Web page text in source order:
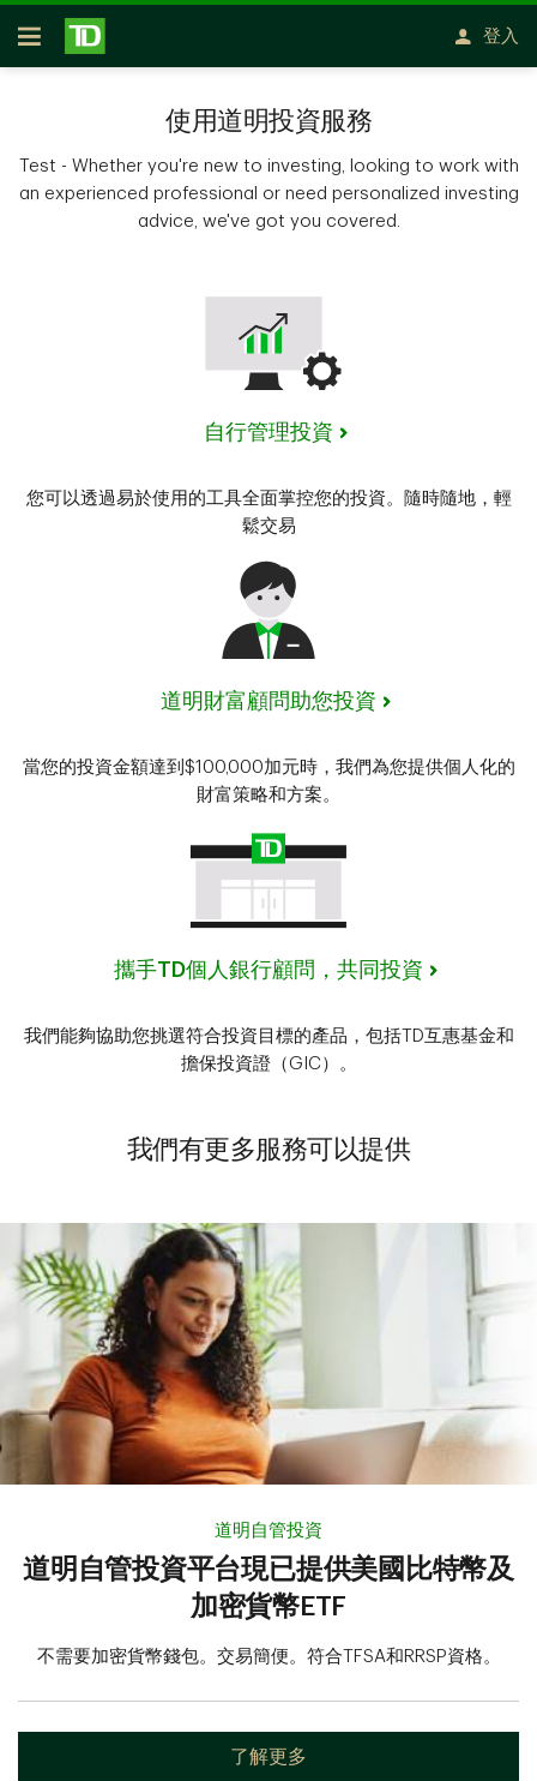
已關閉通知
略過進入主要內容
開放式房屋貸款
登入
使用道明投資服務
Test - Whether you're new to investing, looking to work with
an experienced professional or need personalized investing
advice, we've got you covered.
自行管理投資
您可以透過易於使用的工具全面掌控您的投資。隨時隨地，輕
鬆交易
道明財富顧問助您投資
當您的投資金額達到$100,000加元時，我們為您提供個人化的
財富策略和方案。
攜手TD個人銀行顧問，共同投資
我們能夠協助您挑選符合投資目標的產品，包括TD互惠基金和
擔保投資證（GIC）。
我們有更多服務可以提供
道明自管投資
道明自管投資平台現已提供美國比特幣及
加密貨幣ETF
不需要加密貨幣錢包。交易簡便。符合TFSA和RRSP資格。
了解更多